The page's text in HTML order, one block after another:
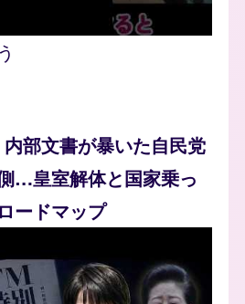
内部文書が暴いた自民党
…皇室解体と国家乗っ
ードマップ